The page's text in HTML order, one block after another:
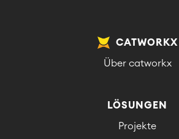
CATWORKX
Über catworkx
LÖSUNGEN
Projekte